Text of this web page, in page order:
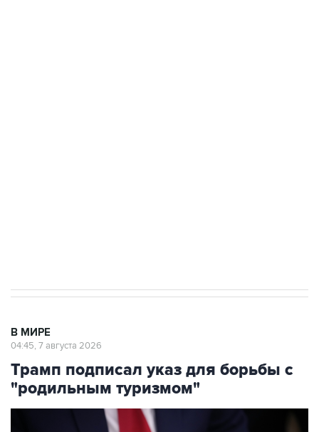
В МИРЕ
04:45, 7 августа 2026
Трамп подписал указ для борьбы с
"родильным туризмом"